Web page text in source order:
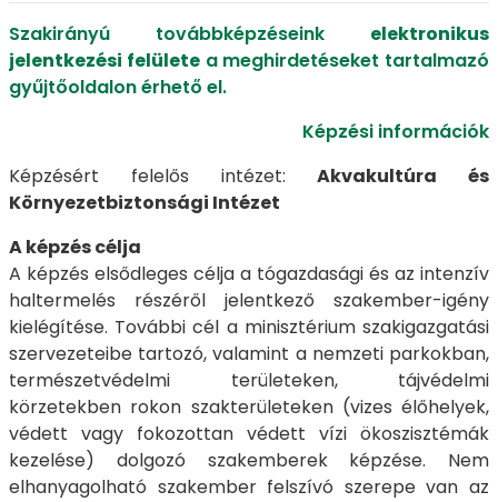
Szakirányú továbbképzéseink elektronikus
jelentkezési felületea meghirdetéseket tartalmazó
gyűjtőoldalon érhető el.
Képzési információk
Képzésért felelős intézet: Akvakultúra és
Környezetbiztonsági Intézet
A képzés célja
A képzés elsődleges célja a tógazdasági és az intenzív
haltermelés részéről jelentkező szakember-igény
kielégítése. További cél a minisztérium szakigazgatási
szervezeteibe tartozó, valamint a nemzeti parkokban,
természetvédelmi területeken, tájvédelmi
körzetekben rokon szakterületeken (vizes élőhelyek,
védett vagy fokozottan védett vízi ökoszisztémák
kezelése) dolgozó szakemberek képzése. Nem
elhanyagolható szakember felszívó szerepe van az